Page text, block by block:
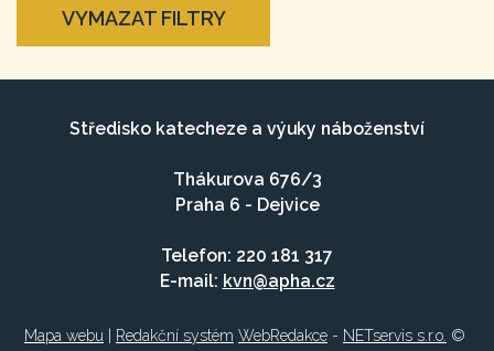
VYMAZAT FILTRY
Středisko katecheze a výuky náboženství
Thákurova 676/3
Praha 6 - Dejvice
Telefon: 220 181 317
E-mail: kvn@apha.cz
Mapa webu Redakční systém WebRedakce - NETservis s.r.o. ©